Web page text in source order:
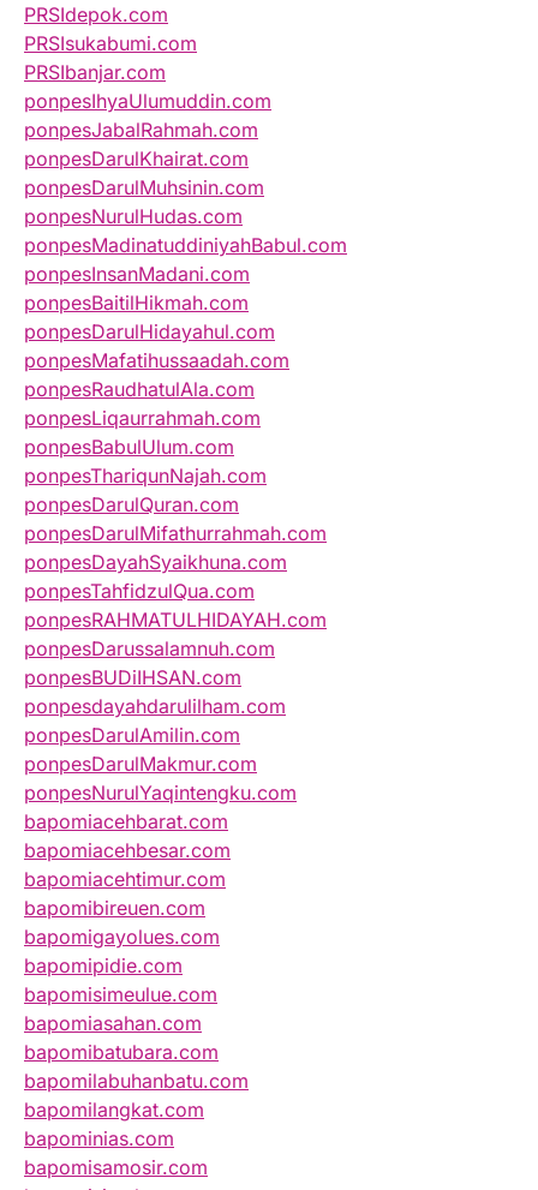
PRSIdepok.com
PRSIsukabumi.com
PRSIbanjar.com
ponpesIhyaUlumuddin.com
ponpesJabalRahmah.com
ponpesDarulKhairat.com
ponpesDarulMuhsinin.com
ponpesNurulHudas.com
ponpesMadinatuddiniyahBabul.com
ponpesInsanMadani.com
ponpesBaitilHikmah.com
ponpesDarulHidayahul.com
ponpesMafatihussaadah.com
ponpesRaudhatulAla.com
ponpesLiqaurrahmah.com
ponpesBabulUlum.com
ponpesThariqunNajah.com
ponpesDarulQuran.com
ponpesDarulMifathurrahmah.com
ponpesDayahSyaikhuna.com
ponpesTahfidzulQua.com
ponpesRAHMATULHIDAYAH.com
ponpesDarussalamnuh.com
ponpesBUDiIHSAN.com
ponpesdayahdarulilham.com
ponpesDarulAmilin.com
ponpesDarulMakmur.com
ponpesNurulYaqintengku.com
bapomiacehbarat.com
bapomiacehbesar.com
bapomiacehtimur.com
bapomibireuen.com
bapomigayolues.com
bapomipidie.com
bapomisimeulue.com
bapomiasahan.com
bapomibatubara.com
bapomilabuhanbatu.com
bapomilangkat.com
bapominias.com
bapomisamosir.com